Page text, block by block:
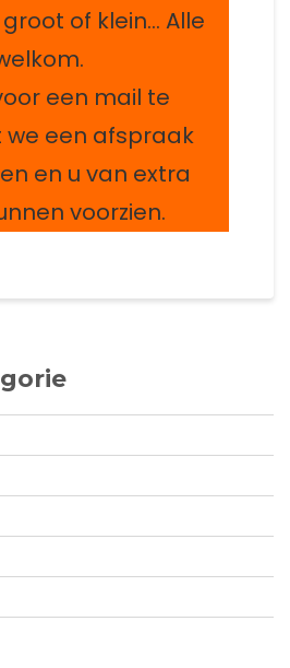
of klein… Alle
een mail te
we een afspraak
en u van extra
voorzien.